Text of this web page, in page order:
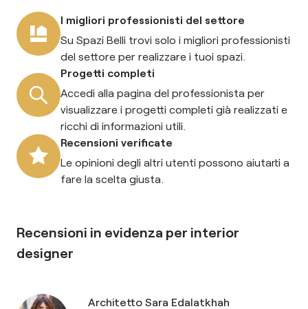
I migliori professionisti del settore
Su Spazi Belli trovi solo i migliori professionisti
del settore per realizzare i tuoi spazi.
Progetti completi
Accedi alla pagina del professionista per
visualizzare i progetti completi già realizzati e
ricchi di informazioni utili.
Recensioni verificate
Le opinioni degli altri utenti possono aiutarti a
fare la scelta giusta.
Recensioni in evidenza per interior
designer
Architetto Sara Edalatkhah